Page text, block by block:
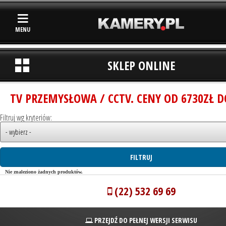
MENU
SKLEP ONLINE
TV PRZEMYSŁOWA / CCTV. CENY OD 6730ZŁ
Filtruj wg kryteriów:
Nie znaleziono żadnych produktów.
(22) 532 69 69
PRZEJDŹ DO PEŁNEJ WERSJI SERWISU